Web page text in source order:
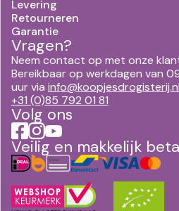
Levering
Retourneren
Garantie
Vragen?
Neem contact op met onze
Bereikbaar op werkdagen van
uur via info@koopjesdrogisterij.nl
+31 (0)85 792 01 81
Volg ons
Veilig en makkelijk